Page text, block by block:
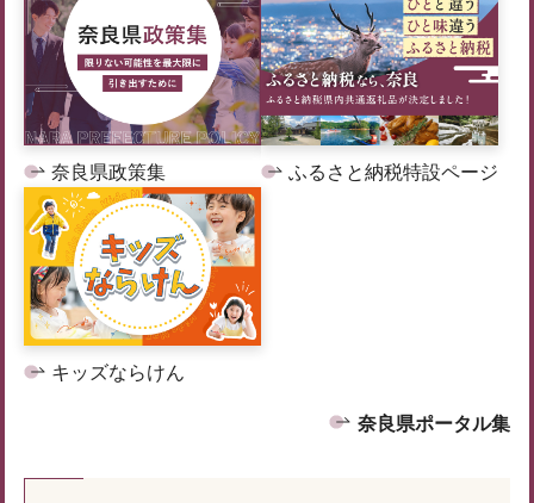
奈良県政策集 ふるさと納税特設ページ
キッズならけん
奈良県ポータル集